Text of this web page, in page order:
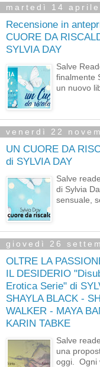
martedì 14 aprile
Recensione in
CUORE DA
SYLVIA DAY
Salve
finalmente
un nuovo
venerdì 22
UN CUORE DA
di SYLVIA DAY
Salve
di Sylvia
sensuale,
giovedì 26
OLTRE LA
IL DESIDERIO
Erotica Serie" di
SHAYLA BLACK -
WALKER - MAYA
KARIN TABKE
Salve
una
oggi. Ogni